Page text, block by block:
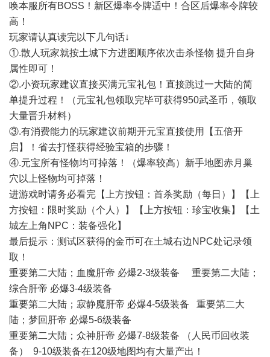
唤本服所有BOSS！新区爆率令牌适中！合区后爆率令牌较
高！
玩家请认真读完以下几句话↓
①.散人玩家就按土城下方进图顺序依次击杀怪物 提升自身
属性即可！
②.小资玩家建议直接买满元宝礼包！直接跳过一大陆的简
单提升过程！（元宝礼包领取完毕可获得950武圣币，领取
大量晋升材料）
③.有消费能力的玩家建议前期开元宝直接使用【五倍开
启】！省去打怪获得经验宝箱的步骤！
④.元宝所有怪物均可掉落！（爆率较高）新手地图赤月巢
穴以上怪物均可掉落！
进游戏时请务必看完【上方按钮：首杀奖励（每日）】【上
方按钮：限时奖励（个人）】【上方按钮：珍宝收集】【土
城左上角NPC：装备强化】
最后提示：测试区获得的金币可在土城右边NPC处记录领
取！
重要第二大陆；血魔肝帝 必爆2-3级装备 重要第二大陆；
综合肝帝 必爆3-4级装备
重要第二大陆；寂静魔肝帝 必爆4-5级装备 重要第二大
陆；梦回肝帝 必爆5-6级装备
重要第二大陆；众神肝帝 必爆7-8级装备 （人民币回收装
备） 9-10级装备在120级地图均有大量产出！